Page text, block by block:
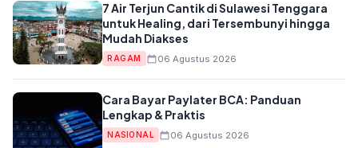
7 Air Terjun Cantik di Sulawesi Tenggara
untuk Healing, dari Tersembunyi hingga
Mudah Diakses
RAGAM 06 Agustus 2026
Cara Bayar Paylater BCA: Panduan
Lengkap & Praktis
NASIONAL 06 Agustus 2026